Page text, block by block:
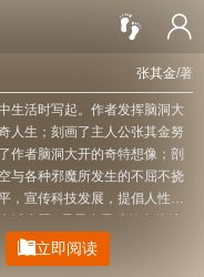
张其金/著
生活时写起。作者发挥脑洞大
人生；刻画了主人公张其金努
作者脑洞大开的奇特想像；剖
与各种邪魔所发生的不屈不挠
，宣传科技发展，提倡人性本
其金量子珠作用
新章节目录更新量子血疗法
立即阅读